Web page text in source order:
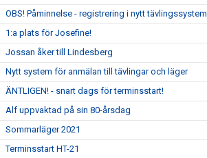
OBS! Påminnelse - registrering i nytt tävlingssystem
1:a plats för Josefine!
Jossan åker till Lindesberg
Nytt system för anmälan till tävlingar och läger
ÄNTLIGEN! - snart dags för terminsstart!
Alf uppvaktad på sin 80-årsdag
Sommarläger 2021
Terminsstart HT-21